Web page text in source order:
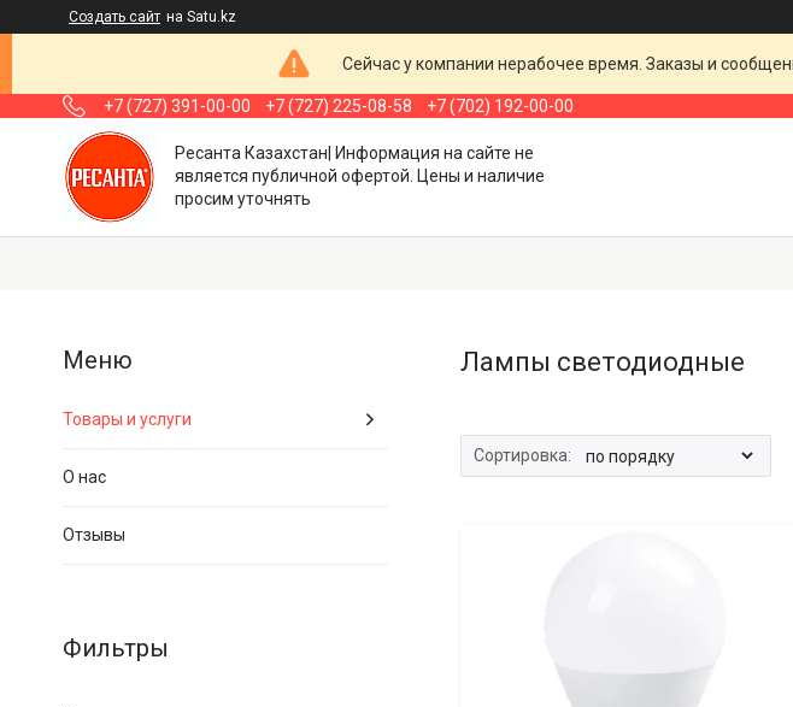
Создать сайт на Satu.kz
Сейчас у компании нерабочее время. Заказы и
+7 (727) 391-00-00 +7 (727) 225-08-58 +7 (702) 192-00-00
Ресанта Казахстан| Информация на сайте не
является публичной офертой. Цены и наличие
просим уточнять
Лампы светодиодные
Товары и услуги
О нас
Отзывы
Фильтры